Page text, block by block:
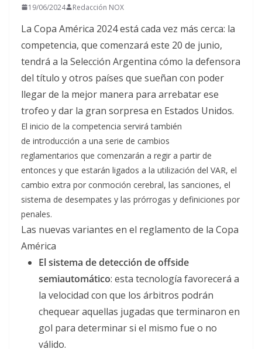
19/06/2024 Redacción NOX
La Copa América 2024 está cada vez más cerca: la
competencia, que comenzará este 20 de junio,
tendrá a la Selección Argentina cómo la defensora
del título y otros países que sueñan con poder
llegar de la mejor manera para arrebatar ese
trofeo y dar la gran sorpresa en Estados Unidos.
El inicio de la competencia servirá también
de introducción a una serie de cambios
reglamentarios que comenzarán a regir a partir de
entonces y que estarán ligados a la utilización del VAR, el
cambio extra por conmoción cerebral, las sanciones, el
sistema de desempates y las prórrogas y definiciones por
penales.
Las nuevas variantes en el reglamento de la Copa
América
El sistema de detección de offside
semiautomático: esta tecnología favorecerá a
la velocidad con que los árbitros podrán
chequear aquellas jugadas que terminaron en
gol para determinar si el mismo fue o no
válido.